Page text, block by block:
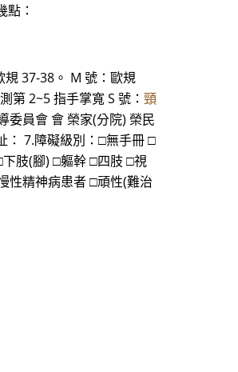
點：
規 37-38。 M 號：歐規
第 2~5 指手掌寬 S 號： 頸
委員會 會 榮家(分院) 榮民
： 7.障礙級別：□無手冊 □
肢(腳) □軀幹 □四肢 □視
性精神病患者 □頑性(難治